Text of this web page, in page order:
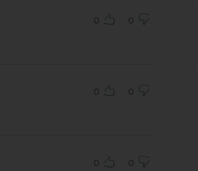
0 0
0 0
0 0